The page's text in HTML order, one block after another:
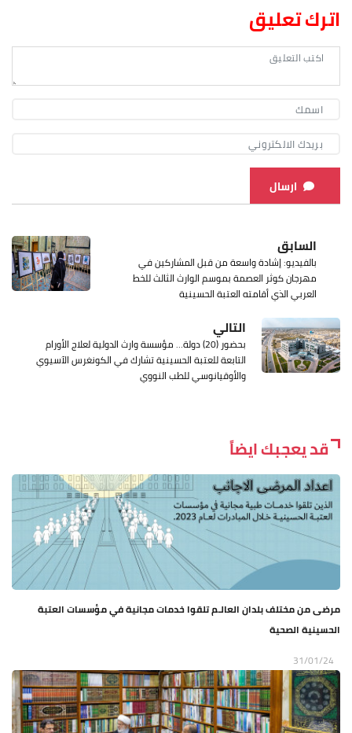
اترك تعليق
ارسال
السابق
بالفيديو: إشادة واسعة من قبل المشاركين في
مهرجان كوثر العصمة بموسم الوارث الثالث للخط
العربي الذي أقامته العتبة الحسينية
التالي
بحضور (20) دولة… مؤسسة وارث الدولية لعلاج الأورام
التابعة للعتبة الحسينية تشارك في الكونغرس الآسيوي
والأوقيانوسي للطب النووي
قد يعجبك ايضاً
مرضى من مختلف بلدان العالـم تلقوا خدمات مجانية في مؤسسات العتبة
الحسينية الصحية
31/01/24